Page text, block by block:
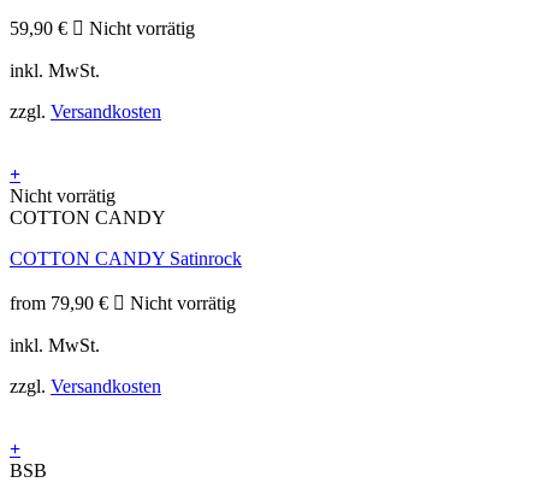
59,90 € Nicht vorrätig
inkl. MwSt.
zzgl. Versandkosten
+
Dieses
Produkt
mehrere
auf.
Optionen
auf
gewählt
werden
Nicht vorrätig
COTTON CANDY
COTTON CANDY Satinrock
from 79,90 € Nicht vorrätig
inkl. MwSt.
zzgl. Versandkosten
+
BSB